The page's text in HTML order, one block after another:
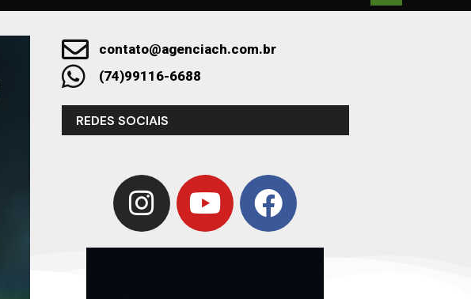
contato@agenciach.com.br
(74)99116-6688
REDES SOCIAIS